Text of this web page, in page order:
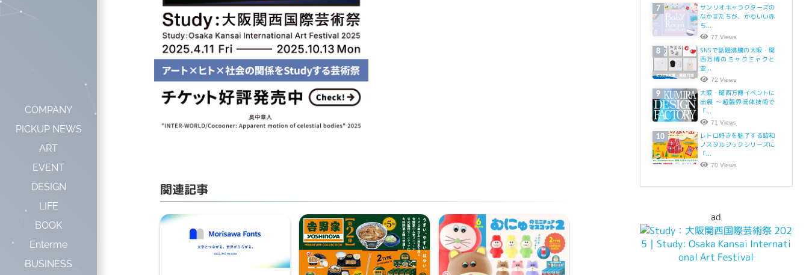
COMPANY
PICKUP NEWS
ART
EVENT
DESIGN
LIFE
BOOK
Enterme
BUSINESS
関連記事
7
サンリオキャラクターズの
なかまたちが、かわいい赤
ち...
77 Views
8
SNSで話題沸騰の大阪・関
西万博のミャクミャクと
並...
72 Views
9
大阪・関西万博イベントに
出展 ～超臨界流体技術で
「...
71 Views
10
レトロ好きを魅了する昭和
ノスタルジックシリーズに
「...
70 Views
ad